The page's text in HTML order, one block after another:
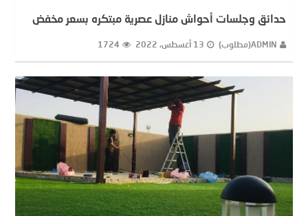
حدائق وجلسات أحواش منازل عصرية مبتكره بسعر مخفض
ADMIN(مطلوب) 13 أغسطس، 2022 1724